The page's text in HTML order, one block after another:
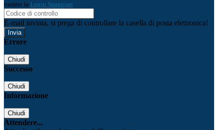
tramite la Login Spaggiari
E-mail inviata, si prega di controllare la casella di posta elettronica!
Errore
Chiudi
Successo
Chiudi
Informazione
Chiudi
Attendere...